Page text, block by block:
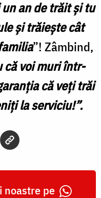
an de trăit și tu
și trăiește cât
”! Zâmbind,
că voi muri într-
că veți trăi
la serviciu!”.
pe